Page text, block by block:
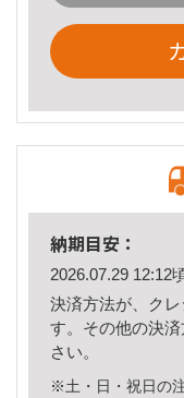
納期目安：
2026.07.29 12:12
決済方法が、ク
す。その他の決
さい。
※土・日・祝日の